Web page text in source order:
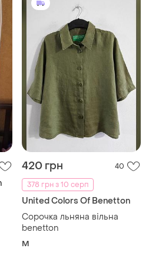
420 грн
40
378 грн з 10 серп
United Colors Of Benetton
Сорочка льняна вільна
benetton
M